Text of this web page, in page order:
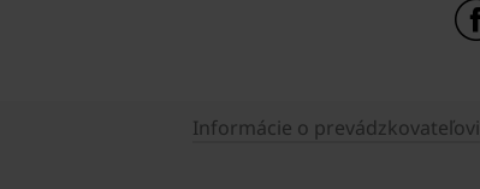
Informácie o prevádzkovateľovi